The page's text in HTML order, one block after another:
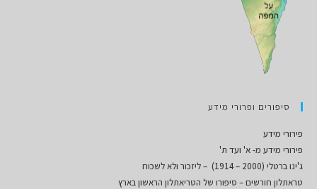
סיפורים ופרורי מידע
פירורי מידע
פירורי מידע מ- א' ועד ת'
ג'ינו ברטלי (2000 – 1914) – ליזכור ולא לשכוח
טראתלון חורשים – סיפורו של הטריאתלון הראשון בארץ